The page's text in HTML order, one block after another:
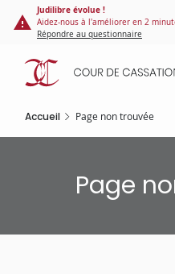
Panneau de gestion des cookies
contenu
principal
Judilibre évolue !
Aidez-nous à l'améliorer en 2
Répondre au questionnaire
Accueil Page non trouvée
Page